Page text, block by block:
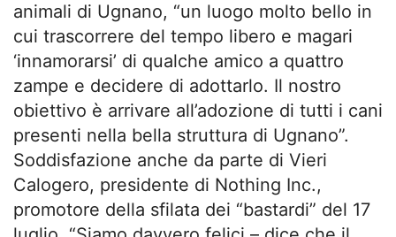
animali di Ugnano, “un luogo molto bello in
cui trascorrere del tempo libero e magari
‘innamorarsi’ di qualche amico a quattro
zampe e decidere di adottarlo. Il nostro
obiettivo è arrivare all’adozione di tutti i cani
presenti nella bella struttura di Ugnano”.
Soddisfazione anche da parte di Vieri
Calogero, presidente di Nothing Inc.,
promotore della sfilata dei “bastardi” del 17